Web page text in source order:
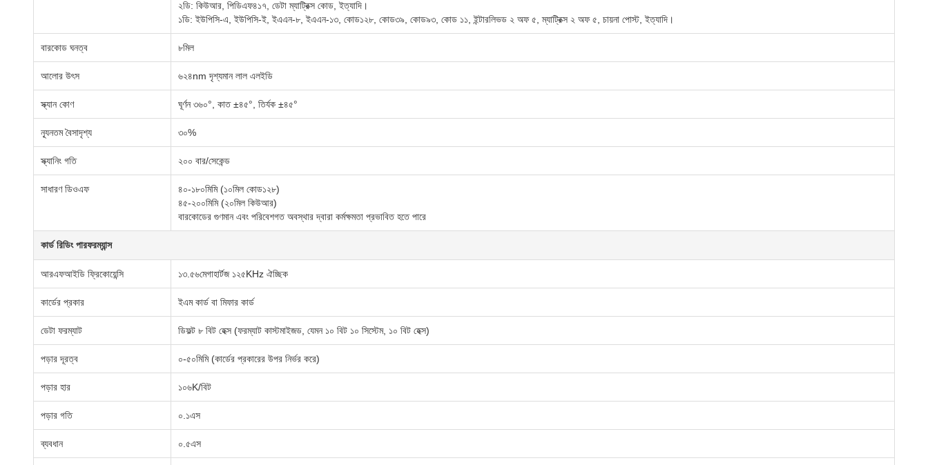
২ডি: কিউআর, পিডিএফ৪১৭, ডেটা ম্যাট্রিক্স কোড, ইত্যাদি।
১ডি: ইউপিসি-এ, ইউপিসি-ই, ইএএন-৮, ইএএন-১৩, কোড১২৮, কোড৩৯, কোড৯৩, কোড ১১, ইন্টারলিভড ২ অফ ৫, ম্যাট্রিক্স ২ অফ ৫, চায়না পোস্ট, ইত্যাদি।
বারকোড ঘনত্ব ৮মিল
আলোর উৎস ৬২৪nm দৃশ্যমান লাল এলইডি
স্ক্যান কোণ ঘূর্ণন ৩৬০°, কাত ±৪৫°, তির্যক ±৪৫°
ন্যূনতম বৈসাদৃশ্য ৩০%
স্ক্যানিং গতি ২০০ বার/সেকেন্ড
সাধারণ ডিওএফ
৪০-১৮০মিমি (১০মিল কোড১২৮)
৪৫-২০০মিমি (২০মিল কিউআর)
বারকোডের গুণমান এবং পরিবেশগত অবস্থার দ্বারা কর্মক্ষমতা প্রভাবিত হতে পারে
কার্ড রিডিং পারফরম্যান্স
আরএফআইডি ফ্রিকোয়েন্সি ১৩.৫৬মেগাহার্টজ ১২৫KHz ঐচ্ছিক
কার্ডের প্রকার ইএম কার্ড বা মিফার কার্ড
ডেটা ফরম্যাট ডিফল্ট ৮ বিট হেক্স (ফরম্যাট কাস্টমাইজড, যেমন ১০ বিট ১০ সিস্টেম, ১০ বিট হেক্স)
পড়ার দূরত্ব ০-৫০মিমি (কার্ডের প্রকারের উপর নির্ভর করে)
পড়ার হার ১০৬K/বিট
পড়ার গতি ০.১এস
ব্যবধান ০.৫এস